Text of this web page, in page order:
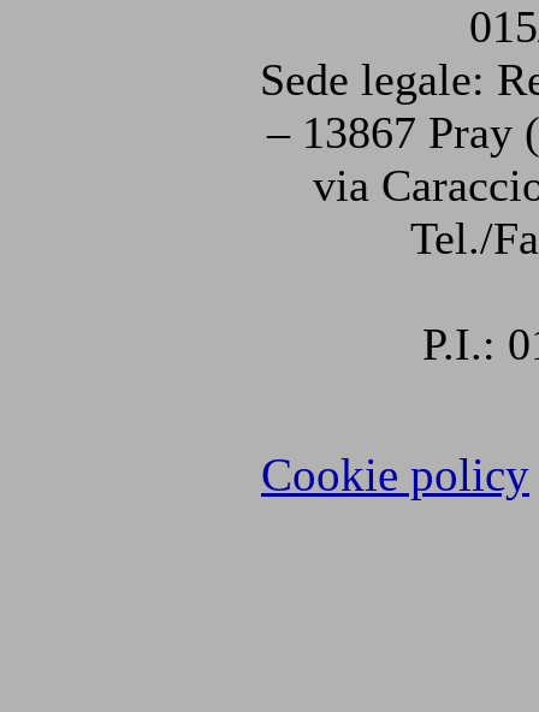
Sede legale:
– 13867 Pray
via
Tel./
P.I.:
Cookie policy